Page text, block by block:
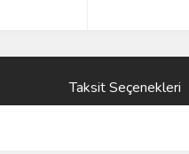
Taksit Seçenekleri